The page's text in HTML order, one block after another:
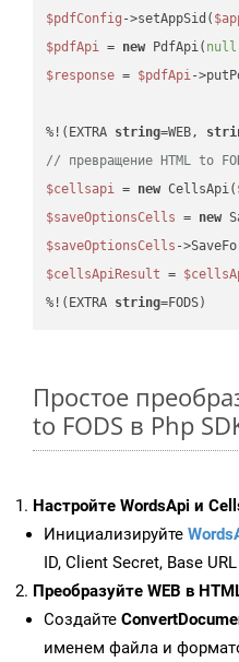
$pdfConfig ->setAppSid(
$pdfApi = new PdfApi( null
$response = $pdfApi-
%!(EXTRA string=WEB,
// превращение HTML to
$cellsapi = new CellsApi(
$saveOptionsCells = new
$saveOptionsCells -
$cellsApiResult =
%!(EXTRA string=FODS)
Простое
to FODS в Php
Настройте WordsApi и
Инициализируйте
ID, Client Secret, Base
Преобразуйте WEB в
Создайте
именем файла и